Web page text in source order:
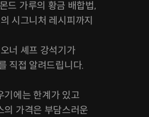
드 가루의 황금 배합법,
시그니처 레시피까지
너 셰프 강석기가
직접 알려드립니다.
기에는 한계가 있고
의 가격은 부담스러운